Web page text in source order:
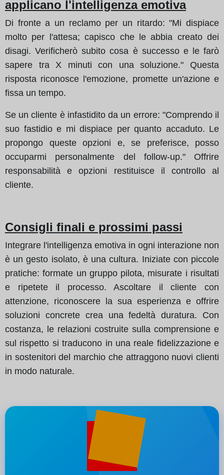
applicano l'intelligenza emotiva
Di fronte a un reclamo per un ritardo: "Mi dispiace
molto per l'attesa; capisco che le abbia creato dei
disagi. Verificherò subito cosa è successo e le farò
sapere tra X minuti con una soluzione." Questa
risposta riconosce l'emozione, promette un'azione e
fissa un tempo.
Se un cliente è infastidito da un errore: "Comprendo il
suo fastidio e mi dispiace per quanto accaduto. Le
propongo queste opzioni e, se preferisce, posso
occuparmi personalmente del follow-up." Offrire
responsabilità e opzioni restituisce il controllo al
cliente.
Consigli finali e prossimi passi
Integrare l'intelligenza emotiva in ogni interazione non
è un gesto isolato, è una cultura. Iniziate con piccole
pratiche: formate un gruppo pilota, misurate i risultati
e ripetete il processo. Ascoltare il cliente con
attenzione, riconoscere la sua esperienza e offrire
soluzioni concrete crea una fedeltà duratura. Con
costanza, le relazioni costruite sulla comprensione e
sul rispetto si traducono in una reale fidelizzazione e
in sostenitori del marchio che attraggono nuovi clienti
in modo naturale.